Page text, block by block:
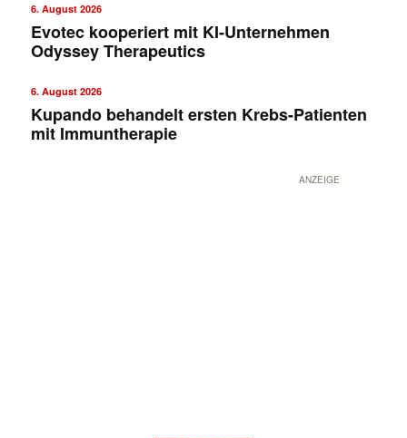
6. August 2026
Evotec kooperiert mit KI-Unternehmen
Odyssey Therapeutics
6. August 2026
Kupando behandelt ersten Krebs-Patienten
mit Immuntherapie
ANZEIGE